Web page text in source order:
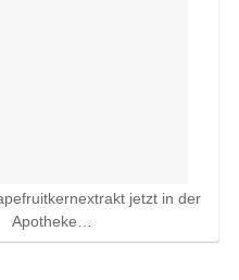
jetzt in der
Apotheke…